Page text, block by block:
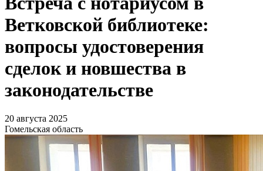
Ветковской библиотеке:
вопросы удостоверения
сделок и новшества в
законодательстве
20 августа 2025
Гомельская область